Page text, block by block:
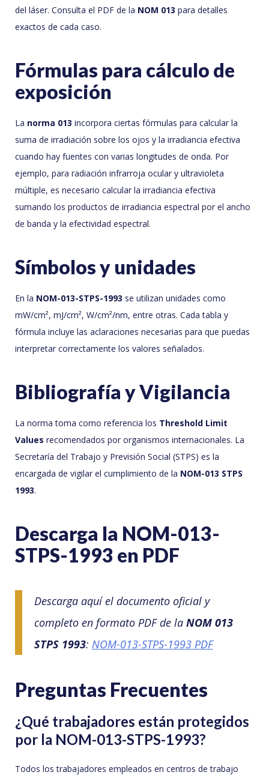
del láser. Consulta el PDF de la NOM 013 para detalles
exactos de cada caso.
Fórmulas para cálculo de
exposición
La norma 013 incorpora ciertas fórmulas para calcular la
suma de irradiación sobre los ojos y la irradiancia efectiva
cuando hay fuentes con varias longitudes de onda. Por
ejemplo, para radiación infrarroja ocular y ultravioleta
múltiple, es necesario calcular la irradiancia efectiva
sumando los productos de irradiancia espectral por el ancho
de banda y la efectividad espectral.
Símbolos y unidades
En la NOM-013-STPS-1993 se utilizan unidades como
mW/cm², mJ/cm², W/cm²/nm, entre otras. Cada tabla y
fórmula incluye las aclaraciones necesarias para que puedas
interpretar correctamente los valores señalados.
Bibliografía y Vigilancia
La norma toma como referencia los Threshold Limit
Values recomendados por organismos internacionales. La
Secretaría del Trabajo y Previsión Social (STPS) es la
encargada de vigilar el cumplimiento de la NOM-013 STPS
1993.
Descarga la NOM-013-
STPS-1993 en PDF
Descarga aquí el documento oficial y
completo en formato PDF de la NOM 013
STPS 1993: NOM-013-STPS-1993 PDF
Preguntas Frecuentes
¿Qué trabajadores están protegidos
por la NOM-013-STPS-1993?
Todos los trabajadores empleados en centros de trabajo